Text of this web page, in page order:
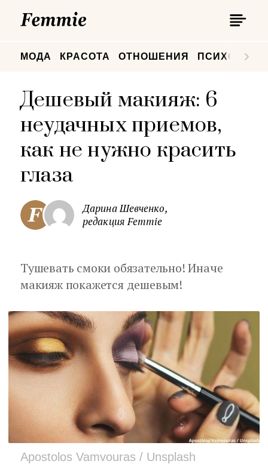
МОДА КРАСОТА ОТНОШЕНИЯ
Дешевый макияж: 6
неудачных приемов,
как не нужно красить
глаза
Дарина Шевченко,
редакция Femmie
Тушевать смоки обязательно! Иначе
макияж покажется дешевым!
Apostolos Vamvouras / Unsplash